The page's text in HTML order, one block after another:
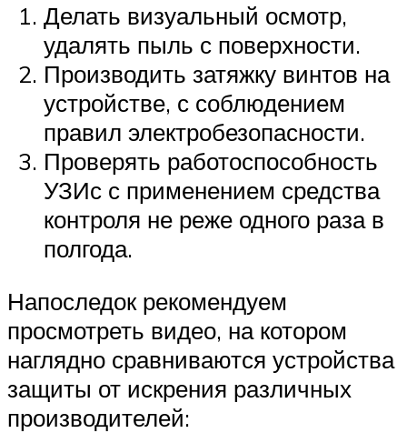
Делать визуальный осмотр,
удалять пыль с поверхности.
Производить затяжку винтов на
устройстве, с соблюдением
правил электробезопасности.
Проверять работоспособность
УЗИс с применением средства
контроля не реже одного раза в
полгода.
Напоследок рекомендуем
просмотреть видео, на котором
наглядно сравниваются устройства
защиты от искрения различных
производителей: